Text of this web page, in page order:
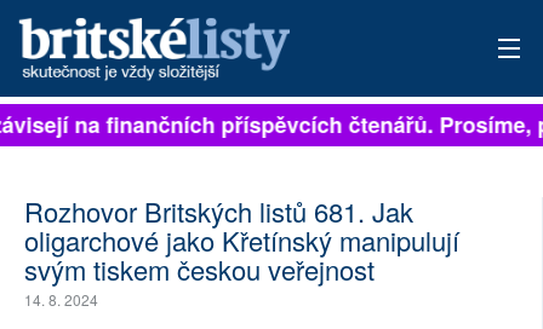
PŘIHLÁSIT
ARCHIV
ROZHOVORY
na finančních příspěvcích čtenářů. Prosíme,
Rozhovor Britských listů 681. Jak
oligarchové jako Křetínský manipulují
svým tiskem českou veřejnost
14. 8. 2024